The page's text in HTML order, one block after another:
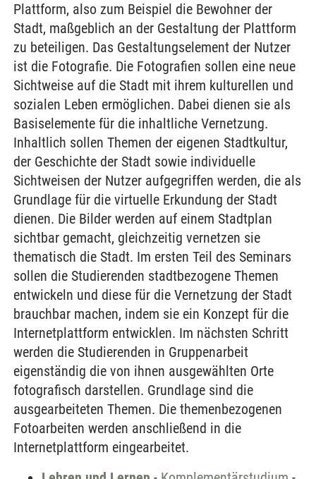
Plattform, also zum Beispiel die Bewohner der
Stadt, maßgeblich an der Gestaltung der Plattform
zu beteiligen. Das Gestaltungselement der Nutzer
ist die Fotografie. Die Fotografien sollen eine neue
Sichtweise auf die Stadt mit ihrem kulturellen und
sozialen Leben ermöglichen. Dabei dienen sie als
Basiselemente für die inhaltliche Vernetzung.
Inhaltlich sollen Themen der eigenen Stadtkultur,
der Geschichte der Stadt sowie individuelle
Sichtweisen der Nutzer aufgegriffen werden, die als
Grundlage für die virtuelle Erkundung der Stadt
dienen. Die Bilder werden auf einem Stadtplan
sichtbar gemacht, gleichzeitig vernetzen sie
thematisch die Stadt. Im ersten Teil des Seminars
sollen die Studierenden stadtbezogene Themen
entwickeln und diese für die Vernetzung der Stadt
brauchbar machen, indem sie ein Konzept für die
Internetplattform entwicklen. Im nächsten Schritt
werden die Studierenden in Gruppenarbeit
eigenständig die von ihnen ausgewählten Orte
fotografisch darstellen. Grundlage sind die
ausgearbeiteten Themen. Die themenbezogenen
Fotoarbeiten werden anschließend in die
Internetplattform eingearbeitet.